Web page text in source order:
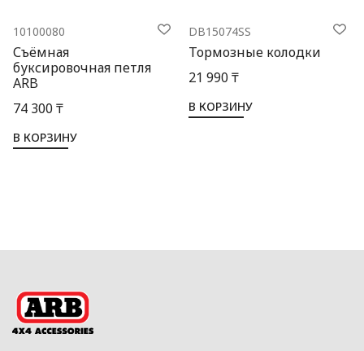
10100080
Съёмная
буксировочная петля
ARB
74 300 ₸
В КОРЗИНУ
DB15074SS
Тормозные колодки
21 990 ₸
В КОРЗИНУ